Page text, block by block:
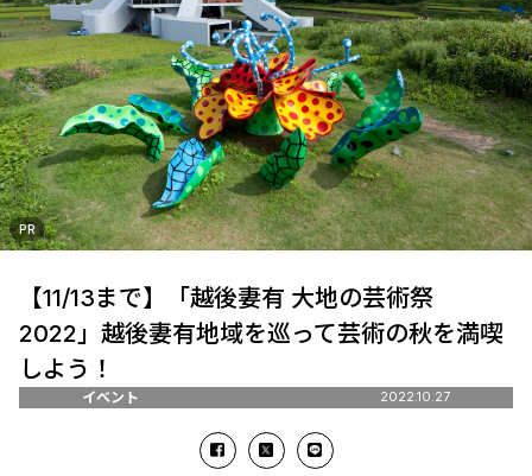
PR
【11/13まで】「越後妻有 大地の芸術祭
2022」越後妻有地域を巡って芸術の秋を満喫
しよう！
イベント 2022.10.27